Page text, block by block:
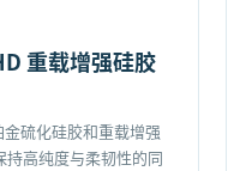
重载增强硅胶
硫化硅胶和重载增强
高纯度与柔韧性的同